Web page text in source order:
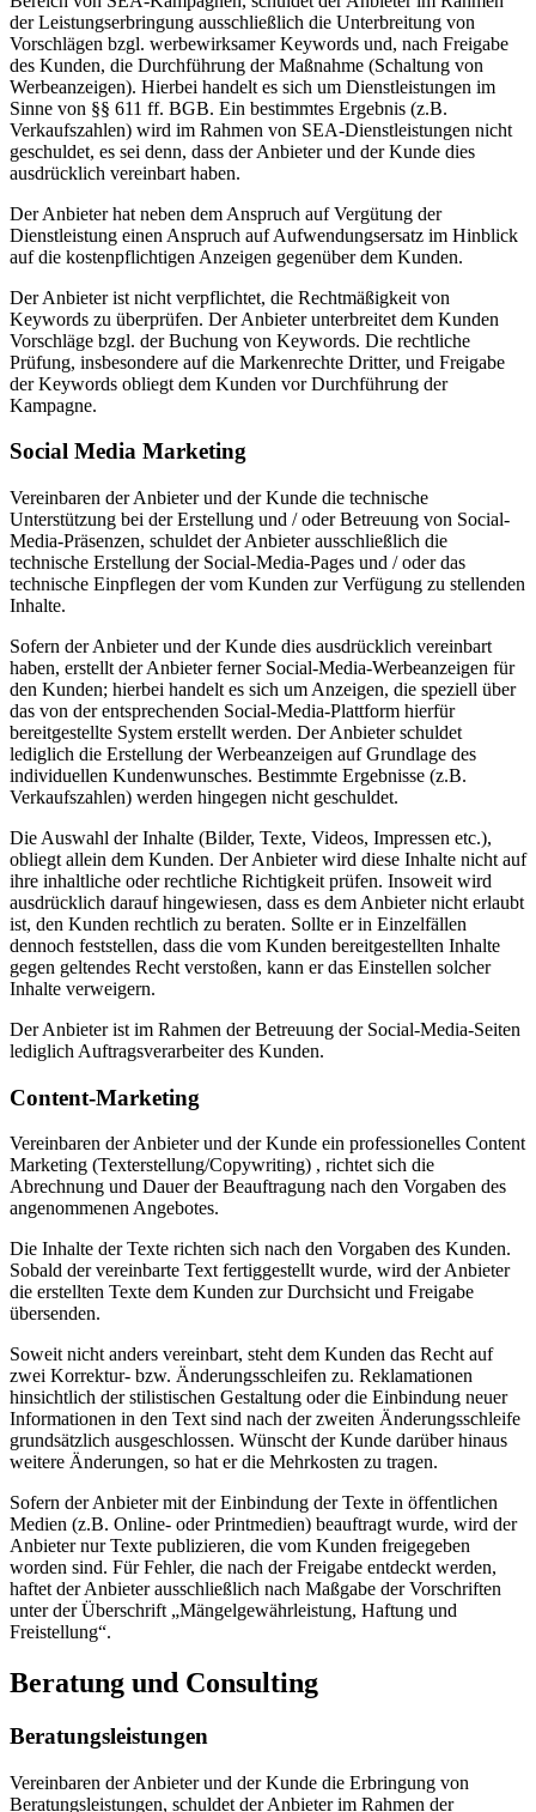
der Leistungserbringung ausschließlich die Unterbreitung von
Vorschlägen bzgl. werbewirksamer Keywords und, nach Freigabe
des Kunden, die Durchführung der Maßnahme (Schaltung von
Werbeanzeigen). Hierbei handelt es sich um Dienstleistungen im
Sinne von §§ 611 ff. BGB. Ein bestimmtes Ergebnis (z.B.
Verkaufszahlen) wird im Rahmen von SEA-Dienstleistungen nicht
geschuldet, es sei denn, dass der Anbieter und der Kunde dies
ausdrücklich vereinbart haben.
Der Anbieter hat neben dem Anspruch auf Vergütung der
Dienstleistung einen Anspruch auf Aufwendungsersatz im Hinblick
auf die kostenpflichtigen Anzeigen gegenüber dem Kunden.
Der Anbieter ist nicht verpflichtet, die Rechtmäßigkeit von
Keywords zu überprüfen. Der Anbieter unterbreitet dem Kunden
Vorschläge bzgl. der Buchung von Keywords. Die rechtliche
Prüfung, insbesondere auf die Markenrechte Dritter, und Freigabe
der Keywords obliegt dem Kunden vor Durchführung der
Kampagne.
Social Media Marketing
Vereinbaren der Anbieter und der Kunde die technische
Unterstützung bei der Erstellung und / oder Betreuung von Social-
Media-Präsenzen, schuldet der Anbieter ausschließlich die
technische Erstellung der Social-Media-Pages und / oder das
technische Einpflegen der vom Kunden zur Verfügung zu stellenden
Inhalte.
Sofern der Anbieter und der Kunde dies ausdrücklich vereinbart
haben, erstellt der Anbieter ferner Social-Media-Werbeanzeigen für
den Kunden; hierbei handelt es sich um Anzeigen, die speziell über
das von der entsprechenden Social-Media-Plattform hierfür
bereitgestellte System erstellt werden. Der Anbieter schuldet
lediglich die Erstellung der Werbeanzeigen auf Grundlage des
individuellen Kundenwunsches. Bestimmte Ergebnisse (z.B.
Verkaufszahlen) werden hingegen nicht geschuldet.
Die Auswahl der Inhalte (Bilder, Texte, Videos, Impressen etc.),
obliegt allein dem Kunden. Der Anbieter wird diese Inhalte nicht auf
ihre inhaltliche oder rechtliche Richtigkeit prüfen. Insoweit wird
ausdrücklich darauf hingewiesen, dass es dem Anbieter nicht erlaubt
ist, den Kunden rechtlich zu beraten. Sollte er in Einzelfällen
dennoch feststellen, dass die vom Kunden bereitgestellten Inhalte
gegen geltendes Recht verstoßen, kann er das Einstellen solcher
Inhalte verweigern.
Der Anbieter ist im Rahmen der Betreuung der Social-Media-Seiten
lediglich Auftragsverarbeiter des Kunden.
Content-Marketing
Vereinbaren der Anbieter und der Kunde ein professionelles Content
Marketing (Texterstellung/Copywriting) , richtet sich die
Abrechnung und Dauer der Beauftragung nach den Vorgaben des
angenommenen Angebotes.
Die Inhalte der Texte richten sich nach den Vorgaben des Kunden.
Sobald der vereinbarte Text fertiggestellt wurde, wird der Anbieter
die erstellten Texte dem Kunden zur Durchsicht und Freigabe
übersenden.
Soweit nicht anders vereinbart, steht dem Kunden das Recht auf
zwei Korrektur- bzw. Änderungsschleifen zu. Reklamationen
hinsichtlich der stilistischen Gestaltung oder die Einbindung neuer
Informationen in den Text sind nach der zweiten Änderungsschleife
grundsätzlich ausgeschlossen. Wünscht der Kunde darüber hinaus
weitere Änderungen, so hat er die Mehrkosten zu tragen.
Sofern der Anbieter mit der Einbindung der Texte in öffentlichen
Medien (z.B. Online- oder Printmedien) beauftragt wurde, wird der
Anbieter nur Texte publizieren, die vom Kunden freigegeben
worden sind. Für Fehler, die nach der Freigabe entdeckt werden,
haftet der Anbieter ausschließlich nach Maßgabe der Vorschriften
unter der Überschrift „Mängelgewährleistung, Haftung und
Freistellung“.
Beratung und Consulting
Beratungsleistungen
Vereinbaren der Anbieter und der Kunde die Erbringung von
Beratungsleistungen, schuldet der Anbieter im Rahmen der